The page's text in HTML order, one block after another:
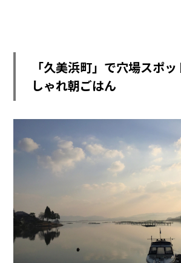
「久美浜町」 で穴場スポ
しゃれ朝ごはん